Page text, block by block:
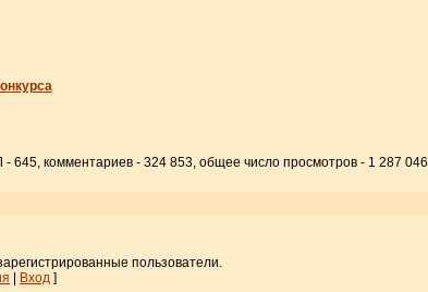
645, комментариев - 324 853, общее число просмотров - 1 287 046
пользователи.
| Вход ]